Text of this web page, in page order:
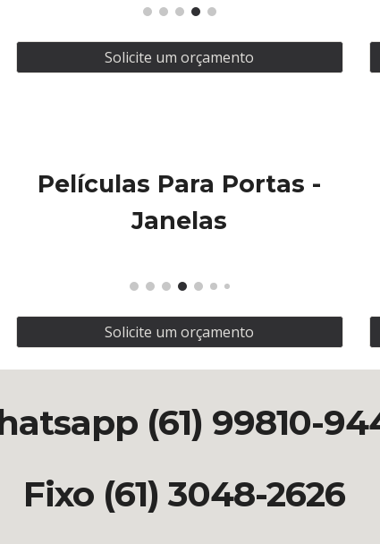
Solicite um orçamento
Películas Para Portas -
Janelas
Solicite um orçamento
(61) 99810-
Fixo (61) 3048-2626